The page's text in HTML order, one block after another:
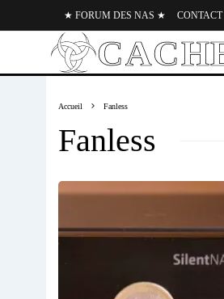
★ FORUM DES NAS ★ CONTACT
Accueil Fanless
Fanless